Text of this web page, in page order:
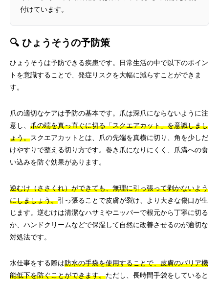
付けています。
🔍 ひょうそうの予防策
ひょうそうは予防できる疾患です。日常生活の中で以下のポイン
トを意識することで、発症リスクを大幅に減らすことができま
す。
爪の適切なケアは予防の基本です。爪は深爪にならないように注
意し、 爪の端を真っ直ぐに切る「スクエアカット」を意識しまし
ょう。スクエアカットとは、爪の先端を真横に切り、角を少しだ
けやすりで整える切り方です。巻き爪になりにくく、爪溝への食
い込みを防ぐ効果があります。
逆むけ（ささくれ）ができても、無理に引っ張って剥かないよう
にしましょう。引っ張ることで皮膚が裂け、より大きな傷口が生
じます。逆むけは清潔なハサミやニッパーで根元から丁寧に切る
か、ハンドクリームなどで保湿して自然に改善させるのが適切な
対処法です。
水仕事をする際は防水の手袋を使用することで、皮膚のバリア機
能低下を防ぐことができます。ただし、長時間手袋をしていると